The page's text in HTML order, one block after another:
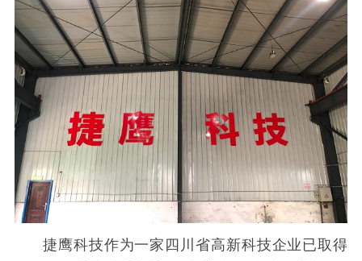
捷鹰科技作为一家四川省高新科技企业已取得